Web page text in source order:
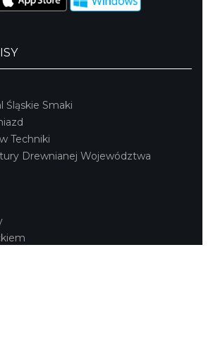
Śląskie Smaki
Techniki
Drewnianej Województwa